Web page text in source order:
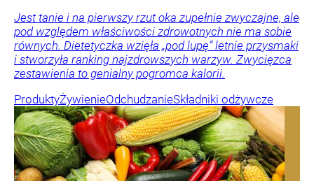
Jest tanie i na pierwszy rzut oka zupełnie zwyczajne, ale
pod względem właściwości zdrowotnych nie ma sobie
równych. Dietetyczka wzięła „pod lupę” letnie przysmaki
i stworzyła ranking najzdrowszych warzyw. Zwycięzca
zestawienia to genialny pogromca kalorii.
ProduktyŻywienieOdchudzanieSkładniki odżywcze